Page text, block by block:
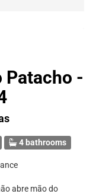
Patacho -
4 bathrooms
abre mão do